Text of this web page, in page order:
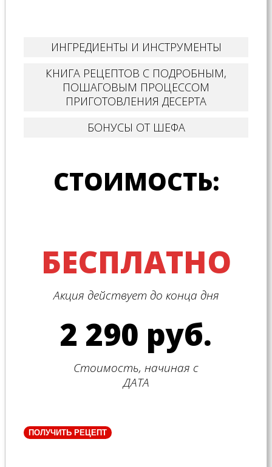
ИНГРЕДИЕНТЫ И ИНСТРУМЕНТЫ
КНИГА РЕЦЕПТОВ С ПОДРОБНЫМ,
ПОШАГОВЫМ ПРОЦЕССОМ
ПРИГОТОВЛЕНИЯ ДЕСЕРТА
БОНУСЫ ОТ ШЕФА
СТОИМОСТЬ:
БЕСПЛАТНО
Акция действует до конца дня
2 290 руб.
Стоимость, начиная с
ДАТА
ПОЛУЧИТЬ РЕЦЕПТ